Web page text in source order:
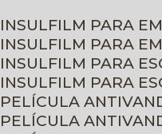
INSULFILM PARA
INSULFILM PARA
INSULFILM PARA
INSULFILM PARA
PELÍCULA
PELÍCULA